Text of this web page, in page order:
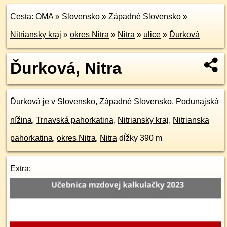
Cesta: OMA» Slovensko » Západné Slovensko »
Nitriansky kraj » okres Nitra » Nitra » ulice » Ďurková
Ďurková, Nitra
Ďurková je v Slovensko, Západné Slovensko, Podunajská
nížina, Trnavská pahorkatina, Nitriansky kraj, Nitrianska
pahorkatina, okres Nitra, Nitra dĺžky 390 m
Extra: